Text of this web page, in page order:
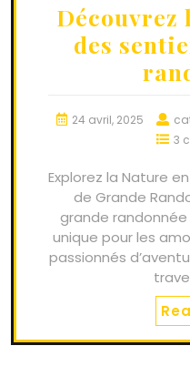
Découvrez
des
24 avril, 2025
3
Explorez la Nature
de Grande
grande
unique pour les
passionnés